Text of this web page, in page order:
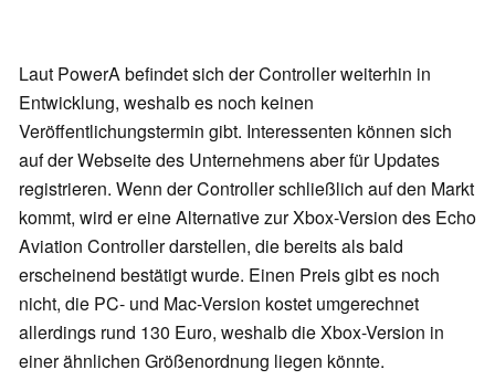
Laut PowerA befindet sich der Controller weiterhin in
Entwicklung, weshalb es noch keinen
Veröffentlichungstermin gibt. Interessenten können sich
auf der Webseite des Unternehmens aber für Updates
registrieren. Wenn der Controller schließlich auf den Markt
kommt, wird er eine Alternative zur Xbox-Version des Echo
Aviation Controller darstellen, die bereits als bald
erscheinend bestätigt wurde. Einen Preis gibt es noch
nicht, die PC- und Mac-Version kostet umgerechnet
allerdings rund 130 Euro, weshalb die Xbox-Version in
einer ähnlichen Größenordnung liegen könnte.